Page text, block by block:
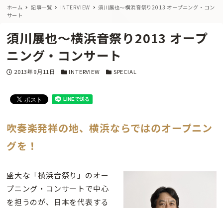
ホーム 記事一覧 INTERVIEW
須川展也〜横浜音祭り2013 オープニング・コン
サート
須川展也〜横浜音祭り2013 オープ
ニング・コンサート
投稿日
2013年9月11日 カテゴリー
INTERVIEW カテゴリー
SPECIAL
吹奏楽発祥の地、横浜ならではのオープニン
グを！
盛大な「横浜音祭り」のオー
プニング・コンサートで中心
を担うのが、日本を代表する